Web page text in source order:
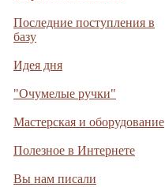
Последние поступления в
базу
Идея дня
"Очумелые ручки"
Мастерская и оборудование
Полезное в Интернете
Вы нам писали